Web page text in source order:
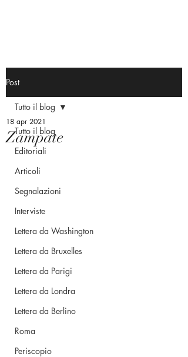
Post
Tutto il blog
Editoriali
Articoli
Segnalazioni
Interviste
Lettera da Washington
Lettera da Bruxelles
Lettera da Parigi
Lettera da Londra
Lettera da Berlino
Roma
Periscopio
Tutto il blog
Zampate
18 apr 2021